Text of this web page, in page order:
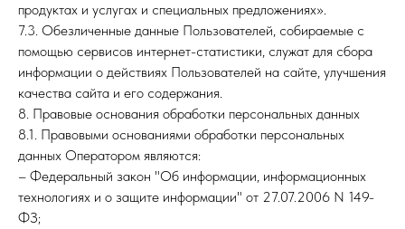
продуктах и услугах и специальных предложениях».
7.3. Обезличенные данные Пользователей, собираемые с
помощью сервисов интернет-статистики, служат для сбора
информации о действиях Пользователей на сайте, улучшения
качества сайта и его содержания.
8. Правовые основания обработки персональных данных
8.1. Правовыми основаниями обработки персональных
данных Оператором являются:
– Федеральный закон "Об информации, информационных
технологиях и о защите информации" от 27.07.2006 N 149-
ФЗ;